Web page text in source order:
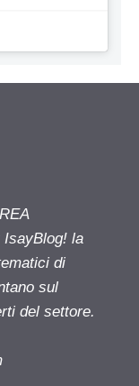
IsayBlog! la
di
sul
del settore.